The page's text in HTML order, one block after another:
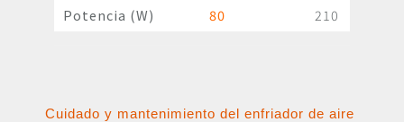
Potencia (W)
80 210
Cuidado y mantenimiento del enfriador de aire